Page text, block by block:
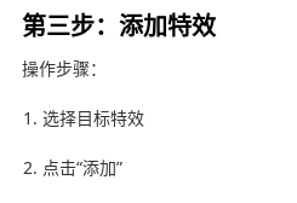
第三步：添加特效
操作步骤：
选择目标特效
点击“添加”